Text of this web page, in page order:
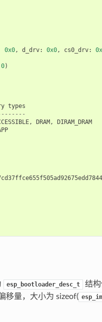
0x0, d_drv: 0x0, cs0_drv:
0)
types
, DRAM,
DIRAM_DRAM
esp_bootloader_desc_t
结构
移量，大小为 sizeof(